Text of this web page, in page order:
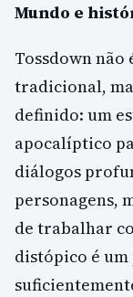
Mundo e
Tossdown
tradicional,
definido: um
apocalíptico
diálogos
personagens,
de trabalhar
distópico é um